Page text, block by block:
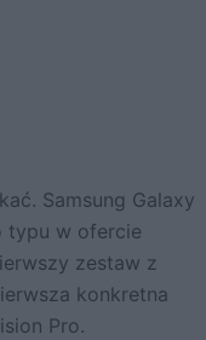
Samsung Galaxy
typu w ofercie
zestaw z
konkretna
Pro.